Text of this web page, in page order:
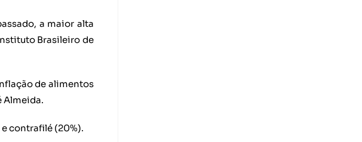
a maior alta
Brasileiro de
de alimentos
Almeida.
contrafilé (20%).